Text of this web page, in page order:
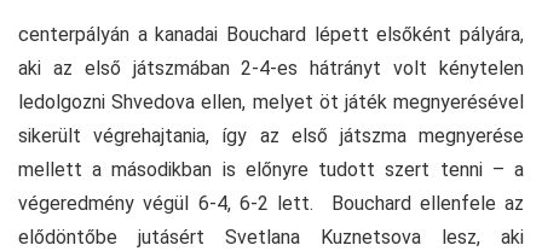
centerpályán a kanadai Bouchard lépett elsőként pályára,
aki az első játszmában 2-4-es hátrányt volt kénytelen
ledolgozni Shvedova ellen, melyet öt játék megnyerésével
sikerült végrehajtania, így az első játszma megnyerése
mellett a másodikban is előnyre tudott szert tenni – a
végeredmény végül 6-4, 6-2 lett. Bouchard ellenfele az
elődöntőbe jutásért Svetlana Kuznetsova lesz, aki